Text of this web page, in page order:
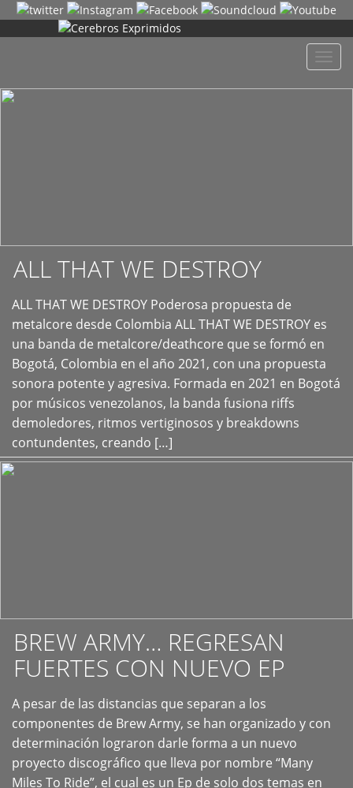
ALL THAT WE DESTROY
ALL THAT WE DESTROY Poderosa propuesta de
metalcore desde Colombia ALL THAT WE DESTROY es
una banda de metalcore/deathcore que se formó en
Bogotá, Colombia en el año 2021, con una propuesta
sonora potente y agresiva. Formada en 2021 en Bogotá
por músicos venezolanos, la banda fusiona riffs
demoledores, ritmos vertiginosos y breakdowns
contundentes, creando […]
+
BREW ARMY… REGRESAN
FUERTES CON NUEVO EP
A pesar de las distancias que separan a los
componentes de Brew Army, se han organizado y con
determinación lograron darle forma a un nuevo
proyecto discográfico que lleva por nombre “Many
Miles To Ride”, el cual es un Ep de solo dos temas en
+